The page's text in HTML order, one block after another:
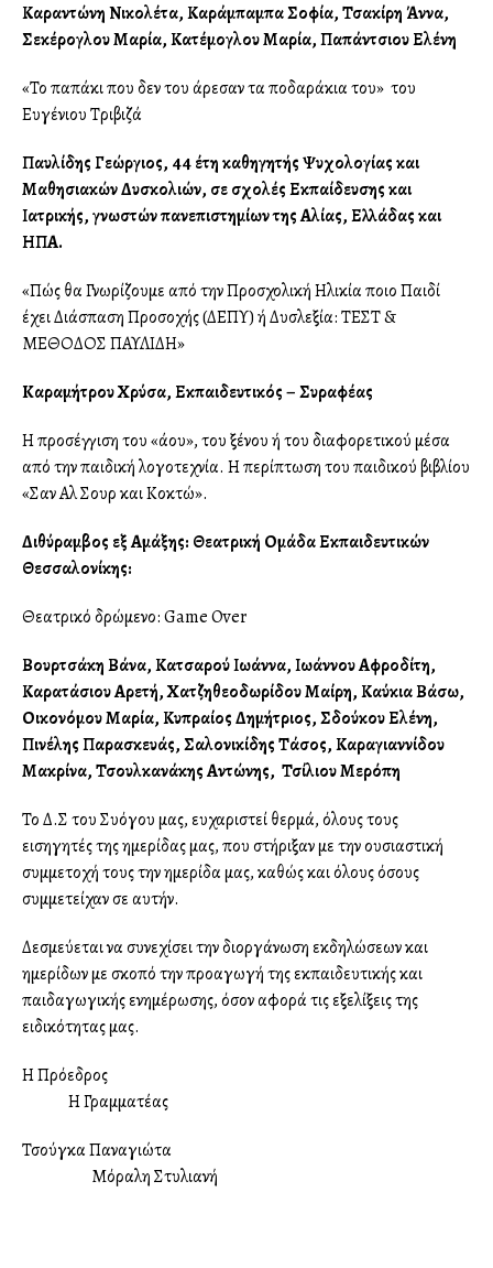
Καραντώνη Νικολέτα, Καράμπαμπα Σοφία, Τσακίρη Άννα,
Σεκέρογλου Μαρία, Κατέμογλου Μαρία, Παπάντσιου Ελένη
«Το παπάκι που δεν του άρεσαν τα ποδαράκια του» του
Ευγένιου Τριβιζά
Παυλίδης Γεώργιος, 44 έτη καθηγητής Ψυχολογίας και
Μαθησιακών Δυσκολιών, σε σχολές Εκπαίδευσης και
Ιατρικής, γνωστών πανεπιστημίων της Αγγλίας, Ελλάδας και
ΗΠΑ.
«Πώς θα Γνωρίζουμε από την Προσχολική Ηλικία ποιο Παιδί
έχει Διάσπαση Προσοχής (ΔΕΠΥ) ή Δυσλεξία: ΤΕΣΤ &
ΜΕΘΟΔΟΣ ΠΑΥΛΙΔΗ»
Kαραμήτρου Χρύσα, Εκπαιδευτικός – Συγγραφέας
Η προσέγγιση του «άλλου», του ξένου ή του διαφορετικού μέσα
από την παιδική λογοτεχνία. Η περίπτωση του παιδικού βιβλίου
«Σαν Αλ Σουρ και Κοκτώ».
Διθύραμβος εξ Αμάξης: Θεατρική Ομάδα Εκπαιδευτικών
Θεσσαλονίκης:
Θεατρικό δρώμενο: Game Over
Βουρτσάκη Βάνα, Κατσαρού Ιωάννα, Ιωάννου Αφροδίτη,
Καρατάσιου Αρετή, Χατζηθεοδωρίδου Μαίρη, Καύκια Βάσω,
Οικονόμου Μαρία, Κυπραίος Δημήτριος, Σδούκου Ελένη,
Πινέλης Παρασκευάς, Σαλονικίδης Τάσος, Καραγιαννίδου
Μακρίνα, Τσουλκανάκης Αντώνης, Τσίλιου Μερόπη
Το Δ.Σ του Συλλόγου μας, ευχαριστεί θερμά, όλους τους
εισηγητές της ημερίδας μας, που στήριξαν με την ουσιαστική
συμμετοχή τους την ημερίδα μας, καθώς και όλους όσους
συμμετείχαν σε αυτήν.
Δεσμεύεται να συνεχίσει την διοργάνωση εκδηλώσεων και
ημερίδων με σκοπό την προαγωγή της εκπαιδευτικής και
παιδαγωγικής ενημέρωσης, όσον αφορά τις εξελίξεις της
ειδικότητας μας.
Η Πρόεδρος
Η Γραμματέας
Τσούγκα Παναγιώτα
Μόραλη Στυλιανή